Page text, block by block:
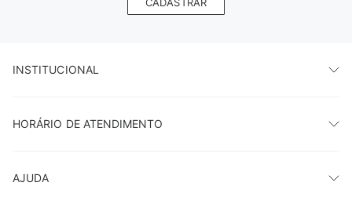
INSTITUCIONAL
HORÁRIO DE ATENDIMENTO
AJUDA